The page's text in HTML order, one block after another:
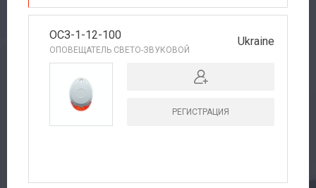
ОСЗ-1-12-100
ОПОВЕЩАТЕЛЬ СВЕТО-ЗВУКОВОЙ
Ukraine
РЕГИСТРАЦИЯ